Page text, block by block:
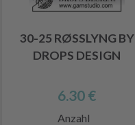
30-25 RØSSLYNG BY
DROPS DESIGN
6.30 €
Anzahl